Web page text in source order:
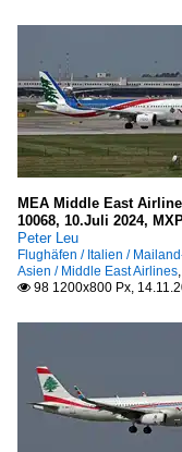
EMB-550
Passagierflugzeuge
Airbus
A 320-200
A 320-200
A 321-100/200
A 321-200
A 330-
A 330-200
MEA Middle East
10068, 10.Juli 2024,
Peter Leu
Flughäfen / Italien /
Asien / Middle East Airlines,
 98 1200x800 Px,